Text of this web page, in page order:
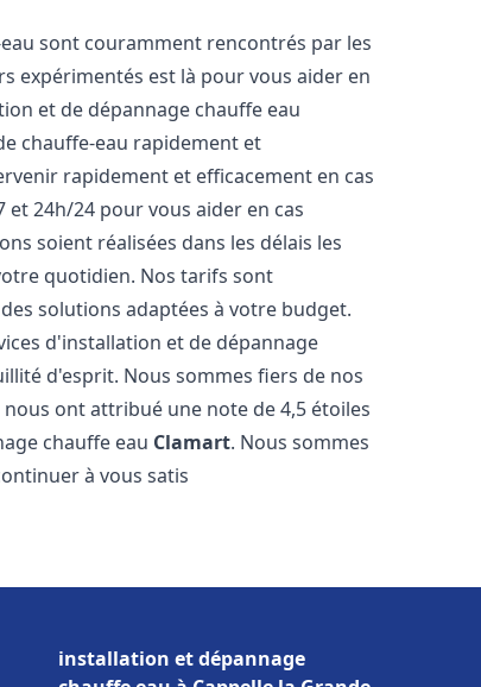
sont couramment rencontrés par les
expérimentés est là pour vous aider en
et de dépannage chauffe eau
chauffe-eau rapidement et
rapidement et efficacement en cas
24h/24 pour vous aider en cas
soient réalisées dans les délais les
quotidien. Nos tarifs sont
solutions adaptées à votre budget.
d'installation et de dépannage
d'esprit. Nous sommes fiers de nos
ont attribué une note de 4,5 étoiles
chauffe eau Clamart. Nous sommes
à vous satis
installation et dépannage